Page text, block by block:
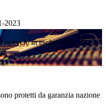
2023
ricevere in esclusiva le
protetti da garanzia nazione